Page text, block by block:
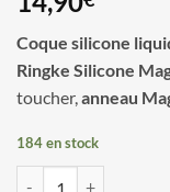
Coque silicone
Ringke Silicone
toucher,anneau
184 en stock